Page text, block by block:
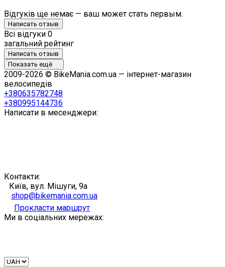
Відгуків ще немає — ваш может стать первым.
Написать отзыв
Всі відгуки 0
загальний рейтинг
Написать отзыв
Показать ещё
2009-2026 © BikeMania.com.ua — інтернет-магазин
велосипедів
+380635782748
+380995144736
Написати в месенджери:
Контакти:
Київ, вул. Мішуги, 9а
shop@bikemania.com.ua
Прокласти маршрут
Ми в соціальних мережах: